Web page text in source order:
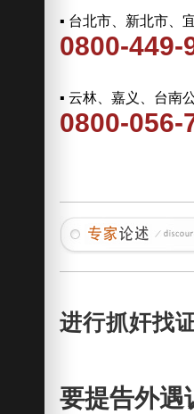
▪ 台北市、新北市、
0800-449-
▪ 云林、嘉义、台南
0800-056-
进行抓奸找
要提告外遇